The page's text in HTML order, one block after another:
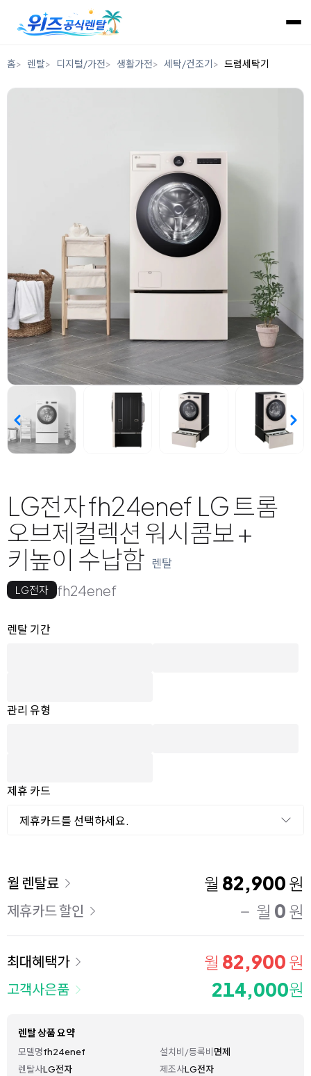
홈 렌탈 디지털/가전 생활가전 세탁/건조기 드럼세탁기
LG전자 fh24enef LG 트롬
오브제컬렉션 워시콤보 +
키높이 수납함 렌탈
LG전자 fh24enef
옵션 선택
렌탈 선택
렌탈 기간
관리 유형
제휴 카드
제휴카드를 선택하세요.
이용 요금
월 렌탈료 월 82,900 원
제휴카드 할인 월 0 원
최대혜택가 월 82,900 원
고객사은품 214,000원
렌탈 상품 요약
모델명fh24enef 설치비/등록비면제
렌탈사LG전자 제조사LG전자